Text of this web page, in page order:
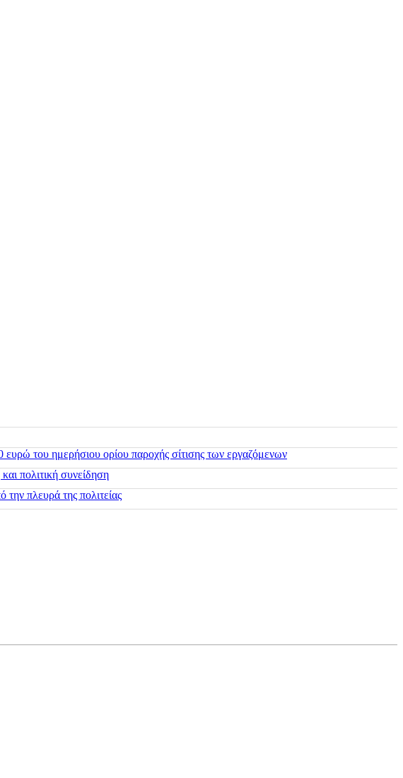
του ημερήσιου ορίου παροχής σίτισης των εργαζόμενων
πολιτική συνείδηση
πλευρά της πολιτείας